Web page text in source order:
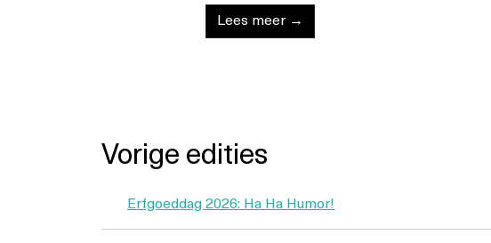
Lees meer →
Vorige edities
Erfgoeddag 2026: Ha Ha Humor!